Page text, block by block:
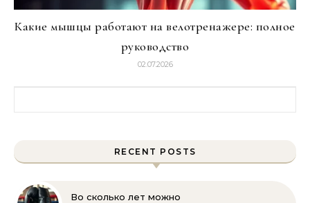
Какие мышцы работают на велотренажере: полное
руководство
02.07.2026
RECENT POSTS
Во сколько лет можно